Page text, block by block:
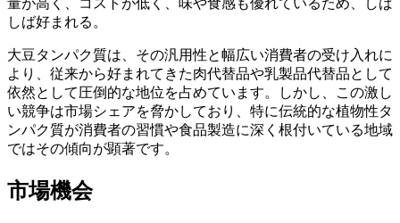
しば好まれる。
大豆タンパク質は、その汎用性と幅広い消費者の受け入れに
より、従来から好まれてきた肉代替品や乳製品代替品として
依然として圧倒的な地位を占めています。しかし、この激し
い競争は市場シェアを脅かしており、特に伝統的な植物性タ
ンパク質が消費者の習慣や食品製造に深く根付いている地域
ではその傾向が顕著です。
市場機会